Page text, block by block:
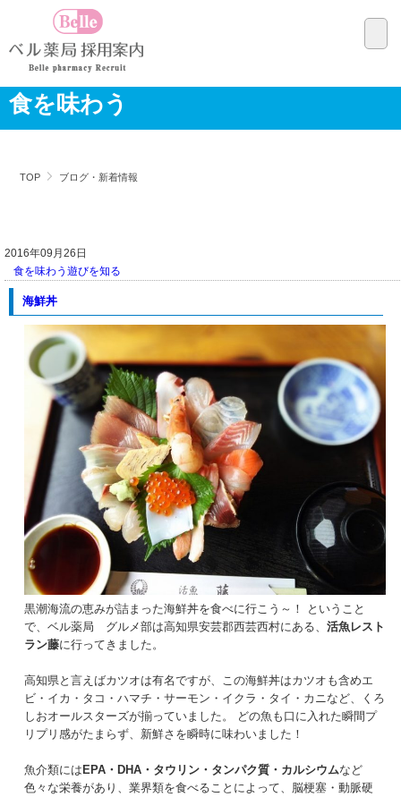
食を味わう
TOP ブログ・新着情報
2016年09月26日
食を味わう 遊びを知る
海鮮丼
黒潮海流の恵みが詰まった海鮮丼を食べに行こう～！ ということ
で、ベル薬局 グルメ部は高知県安芸郡西芸西村にある、活魚レスト
ラン藤に行ってきました。
高知県と言えばカツオは有名ですが、この海鮮丼はカツオも含めエ
ビ・イカ・タコ・ハマチ・サーモン・イクラ・タイ・カニなど、くろ
しおオールスターズが揃っていました。 どの魚も口に入れた瞬間プ
リプリ感がたまらず、新鮮さを瞬時に味わいました！
魚介類には EPA・DHA・タウリン・タンパク質・カルシウムなど
色々な栄養があり、業界類を食べることによって、脳梗塞・動脈硬